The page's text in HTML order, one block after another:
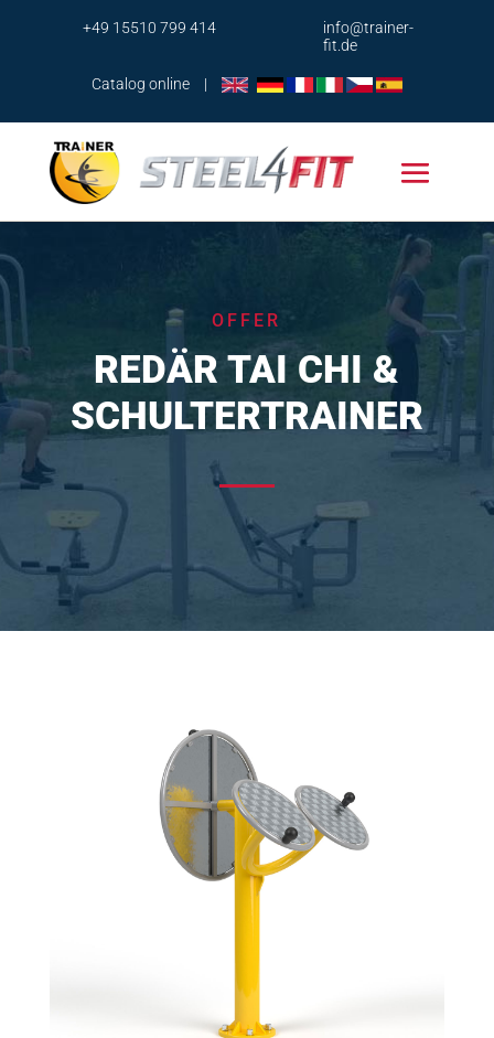
+49 15510 799 414
info@trainer-
fit.de
Catalog online |
OFFER
REDÄR TAI CHI &
SCHULTERTRAINER